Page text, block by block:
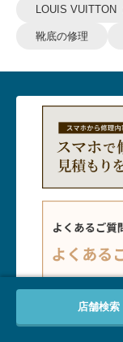
LOUIS VUITTON
靴底の修理
お客様サポ
店舗検索